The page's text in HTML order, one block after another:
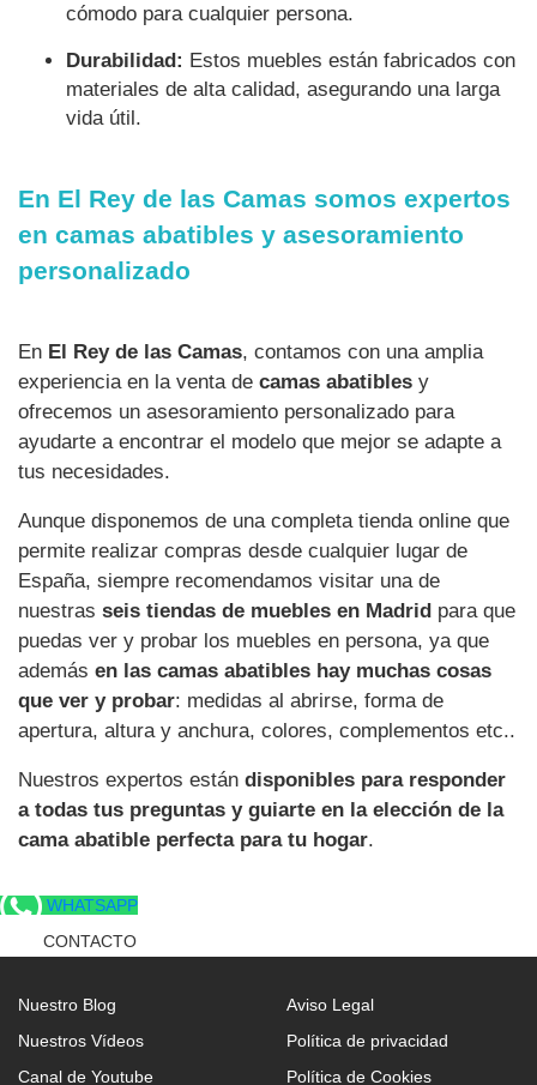
cómodo para cualquier persona.
Durabilidad: Estos muebles están fabricados con
materiales de alta calidad, asegurando una larga
vida útil.
En El Rey de las Camas somos expertos
en camas abatibles y asesoramiento
personalizado
En El Rey de las Camas, contamos con una amplia
experiencia en la venta de camas abatibles y
ofrecemos un asesoramiento personalizado para
ayudarte a encontrar el modelo que mejor se adapte a
tus necesidades.
Aunque disponemos de una completa tienda online que
permite realizar compras desde cualquier lugar de
España, siempre recomendamos visitar una de
nuestras seis tiendas de muebles en Madrid para que
puedas ver y probar los muebles en persona, ya que
además en las camas abatibles hay muchas cosas
que ver y probar: medidas al abrirse, forma de
apertura, altura y anchura, colores, complementos etc..
Nuestros expertos están disponibles para responder
a todas tus preguntas y guiarte en la elección de la
cama abatible perfecta para tu hogar.
WHATSAPP
CONTACTO
Nuestro Blog
Nuestros Vídeos
Canal de Youtube
Aviso Legal
Política de privacidad
Política de Cookies